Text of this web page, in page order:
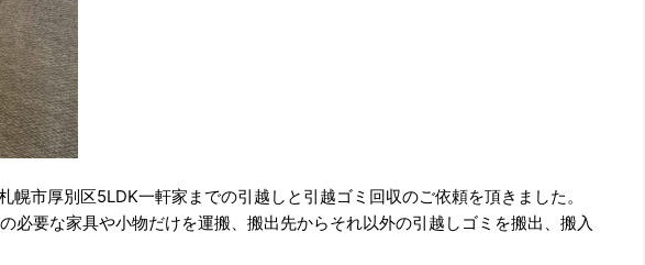
幌市厚別区5LDK一軒家までの引越しと引越ゴミ回収のご依頼を頂きました。
必要な家具や小物だけを運搬、搬出先からそれ以外の引越しゴミを搬出、搬入